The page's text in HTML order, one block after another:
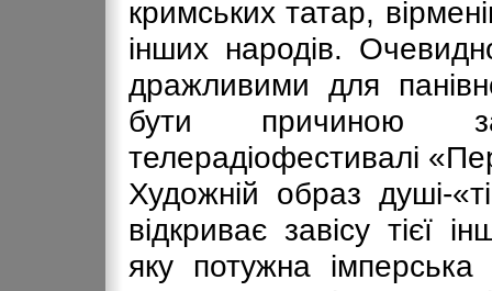
кримських татар,
інших народів.
дражливими для
бути причиною
телерадіофестивалі
Художній образ душі-
відкриває завісу тієї
яку потужна